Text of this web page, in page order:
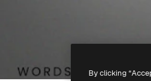
By clicking